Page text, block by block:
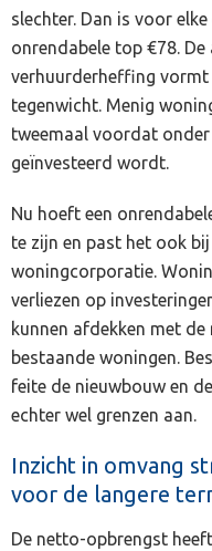
slechter. Dan is voor
onrendabele top €78.
verhuurderheffing
tegenwicht. Menig
tweemaal voordat
geïnvesteerd wordt.
Nu hoeft een
te zijn en past het ook
woningcorporatie.
verliezen op
kunnen afdekken met
bestaande woningen.
feite de nieuwbouw en
echter wel grenzen aan.
Inzicht in omvang
voor de langere
De netto-opbrengst